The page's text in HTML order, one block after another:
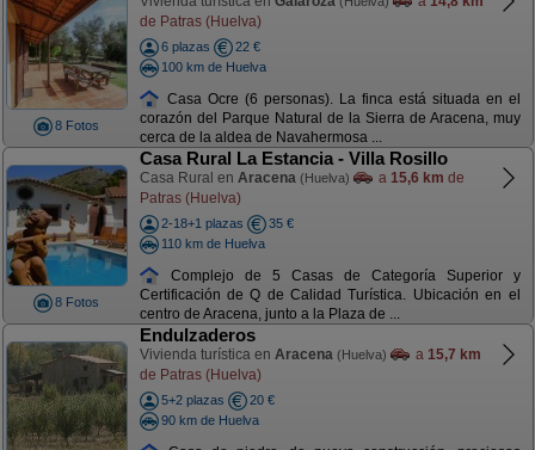
8 Fotos
de Patras (Huelva)
6 plazas
22 €
100 km de Huelva
Casa Ocre (6 personas). La finca está situada en el
corazón del Parque Natural de la Sierra de Aracena, muy
cerca de la aldea de Navahermosa ...
8 Fotos
Casa Rural La Estancia - Villa Rosillo
Casa Rural en Aracena (Huelva) a 15,6 km de
Patras (Huelva)
2-18+1 plazas
35 €
110 km de Huelva
Complejo de 5 Casas de Categoría Superior y
Certificación de Q de Calidad Turística. Ubicación en el
centro de Aracena, junto a la Plaza de ...
Endulzaderos
Vivienda turística en Aracena (Huelva) a 15,7 km
de Patras (Huelva)
5+2 plazas
20 €
90 km de Huelva